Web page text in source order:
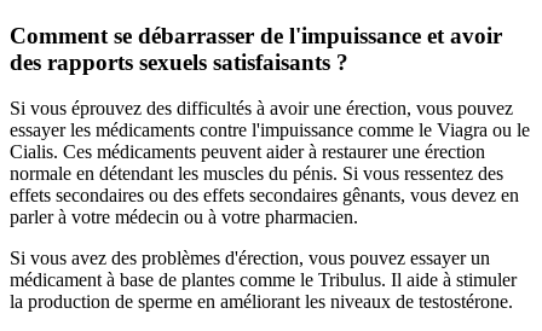
Comment se débarrasser de l'impuissance et avoir
des rapports sexuels satisfaisants ?
Si vous éprouvez des difficultés à avoir une érection, vous pouvez
essayer les médicaments contre l'impuissance comme le Viagra ou le
Cialis. Ces médicaments peuvent aider à restaurer une érection
normale en détendant les muscles du pénis. Si vous ressentez des
effets secondaires ou des effets secondaires gênants, vous devez en
parler à votre médecin ou à votre pharmacien.
Si vous avez des problèmes d'érection, vous pouvez essayer un
médicament à base de plantes comme le Tribulus. Il aide à stimuler
la production de sperme en améliorant les niveaux de testostérone.